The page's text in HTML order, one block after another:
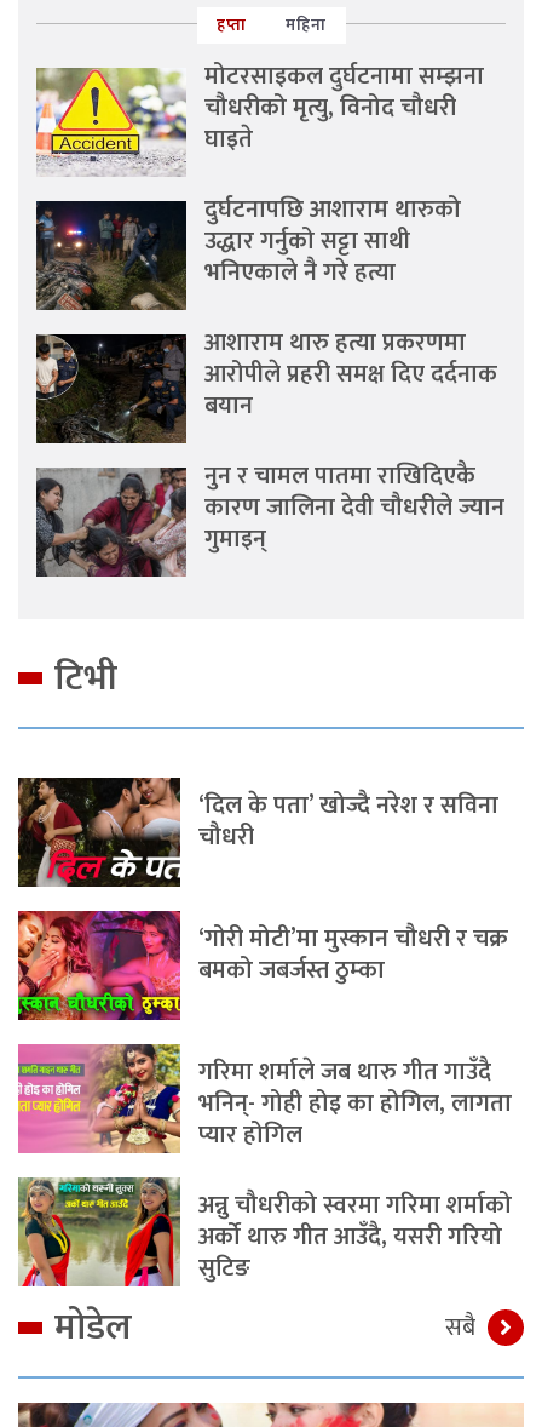
हप्ता महिना
मोटरसाइकल दुर्घटनामा सम्झना
चौधरीको मृत्यु, विनोद चौधरी
घाइते
दुर्घटनापछि आशाराम थारुको
उद्धार गर्नुको सट्टा साथी
भनिएकाले नै गरे हत्या
आशाराम थारु हत्या प्रकरणमा
आरोपीले प्रहरी समक्ष दिए दर्दनाक
बयान
नुन र चामल पातमा राखिदिएकै
कारण जालिना देवी चौधरीले ज्यान
गुमाइन्
टिभी
‘दिल के पता’ खोज्दै नरेश र सविना
चौधरी
‘गोरी मोटी’मा मुस्कान चौधरी र चक्र
बमको जबर्जस्त ठुम्का
गरिमा शर्माले जब थारु गीत गाउँदै
भनिन्- गोही होइ का होगिल, लागता
प्यार होगिल
अन्नु चौधरीको स्वरमा गरिमा शर्माको
अर्को थारु गीत आउँदै, यसरी गरियो
सुटिङ
मोडेल सबै